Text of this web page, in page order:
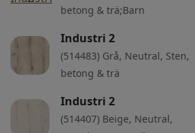
betong & trä;Barn
Industri 2
(514483) Grå, Neutral, Sten,
betong & trä
Industri 2
(514407) Beige, Neutral,